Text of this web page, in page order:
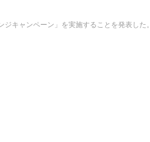
キャンペーン」を実施することを発表した。